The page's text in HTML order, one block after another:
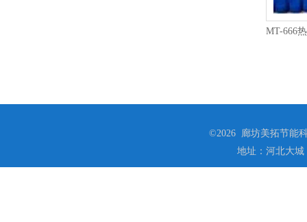
©2026 廊坊美拓节能
地址：河北大城